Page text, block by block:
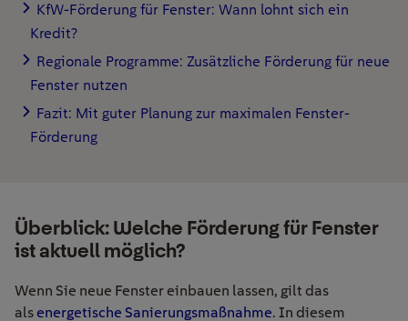
KfW-Förderung für Fenster: Wann lohnt sich ein
Kredit?
Regionale Programme: Zusätzliche Förderung für neue
Fenster nutzen
Fazit: Mit guter Planung zur maximalen Fenster-
Förderung
Überblick: Welche Förderung für Fenster
ist aktuell möglich?
Wenn Sie neue Fenster einbauen lassen, gilt das
als energetische Sanierungsmaßnahme. In diesem